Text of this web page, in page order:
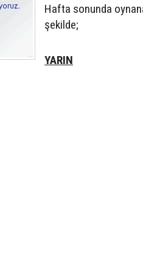
Hafta sonunda
şekilde;
YARIN